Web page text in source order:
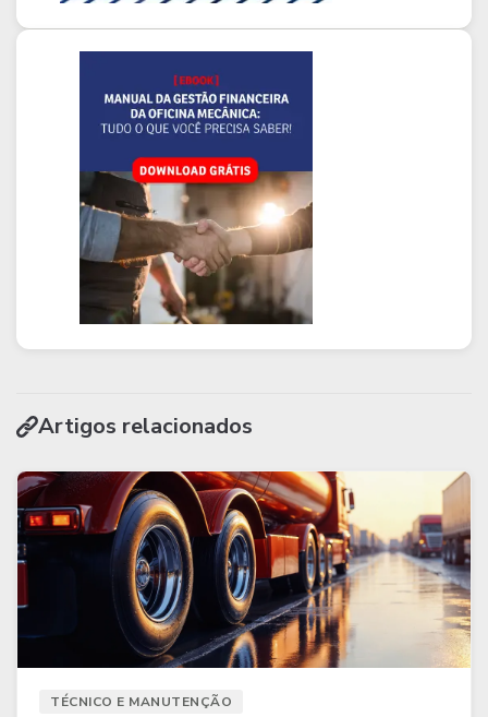
Artigos relacionados
TÉCNICO E MANUTENÇÃO